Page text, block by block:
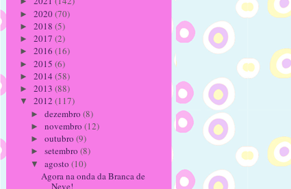
► 2020(70)
► 2018 (5)
► 2017 (2)
► 2016 (16)
► 2015 (6)
► 2014 (58)
► 2013 (88)
▼ 2012 (117)
► dezembro (8)
► novembro (12)
► outubro (9)
► setembro (8)
▼ agosto (10)
Agora na onda da Branca de
Neve!